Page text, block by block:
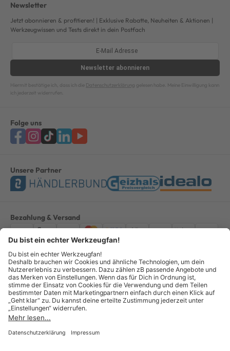
Newsletter
Jetzt abonnieren & profitieren! | Exklusive Rabatte, Neuheiten & Aktionen |
Werkzeugwissen und Tests direkt in dein Postfach
Newsletter abonnieren
Hiermit bestätige ich, dass ich die Datenschutzerklärung gelesen habe. Meine Einwilligung kann
ich jederzeit widerrufen.
Folge uns
Unsere Partner
Bezahlung & Versand
ImpressumAGBDatenschutzWiderruf Vertrag widerrufen
Alle Preise verstehen sich inkl. ges. MwSt. *Kostenloser Versand innerhalb
Deutschlands, bei Bestellungen ab 100,00 Euro.
© Copyright 2026 GOTOOLS GmbH - Alle Rechte vorbehalten. powered by
createyourtemplate